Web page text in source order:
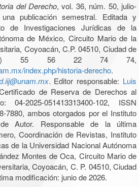
del Derecho, vol. 36, núm. 50, julio-
publicación semestral. Editada y
de Investigaciones Jurídicas de la
de México, Circuito Mario de la
Coyoacán, C.P. 04510, Ciudad de
55 56 22 74 74,
index.php/historia-derecho.
. Editor responsable: Luis
de Reserva de Derechos al
04-2025-051413313400-102, ISSN
7880, ambos otorgados por el Instituto
Autor. Responsable de la última
Coordinación de Revistas, Instituto
de la Universidad Nacional Autónoma
Montes de Oca, Circuito Mario de
Coyoacán, C. P. 04510, Ciudad
modificación: junio de 2026.